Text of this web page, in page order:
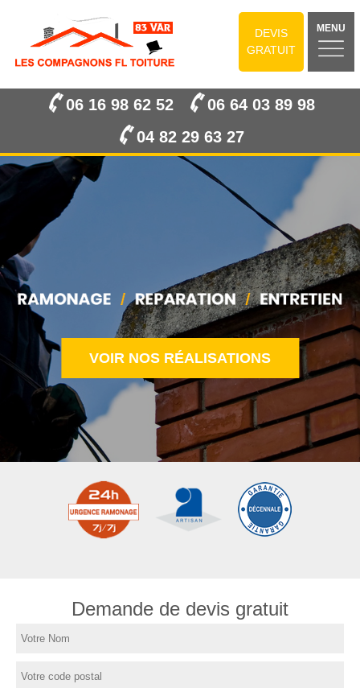
DEVIS
GRATUIT
MENU
06 16 98 62 52
06 64 03 89 98
04 82 29 63 27
VOIR NOS RÉALISATIONS
Demande de devis gratuit